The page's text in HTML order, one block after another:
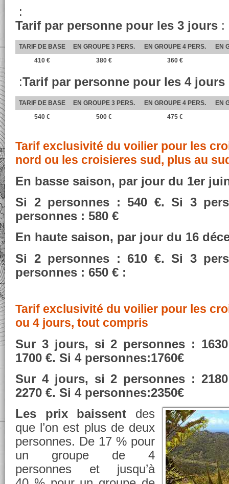
:
Tarif par personne pour les 3 jours :
TARIF DE BASE EN GROUPE 3 PERS. EN GROUPE 4 PERS.
EN
410 €
380 € 360 €
:Tarif par personne pour les 4 jours
TARIF DE BASE EN GROUPE 3 PERS. EN GROUPE 4 PERS.
EN
540 €
500 € 475 €
Tarif exclusivité du voilier pour les
nord ou les croisieres sud, plus au
En basse saison, par jour du 1er
Si 2 personnes : 540 €. Si 3
personnes : 580 €
En haute saison, par jour du 16
Si 2 personnes : 610 €. Si 3
personnes : 650 € :
Tarif exclusivité du voilier pour les
ou 4 jours, tout compris
Sur 3 jours, si 2 personnes :
1700 €. Si 4 personnes:1760€
Sur 4 jours, si 2 personnes :
2270 €. Si 4 personnes:2350€
Les
prix baissent des
que l’on est plus de deux
personnes. De 17 % pour
un groupe de 4
personnes et jusqu’à